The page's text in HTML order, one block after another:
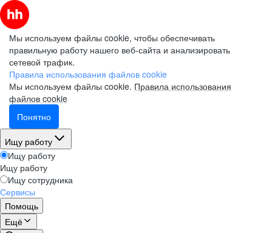
Мы используем файлы cookie, чтобы обеспечивать
правильную работу нашего веб-сайта и анализировать
сетевой трафик.
Правила использования файлов cookie
Мы используем файлы cookie. Правила использования
файлов cookie
Понятно
Ищу работу
Ищу работу
Ищу работу
Ищу сотрудника
Сервисы
Помощь
Ещё